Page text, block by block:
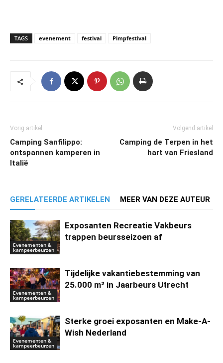
TAGS evenement festival Pimpfestival
Vorig artikel
Camping Sanfilippo:
ontspannen kamperen in
Italië
Volgend artikel
Camping de Terpen in het
hart van Friesland
GERELATEERDE ARTIKELEN MEER VAN DEZE AUTEUR
Evenementen &
kampeerbeurzen
Exposanten Recreatie Vakbeurs
trappen beursseizoen af
Evenementen &
kampeerbeurzen
Tijdelijke vakantiebestemming van
25.000 m² in Jaarbeurs Utrecht
Evenementen &
kampeerbeurzen
Sterke groei exposanten en Make-A-
Wish Nederland